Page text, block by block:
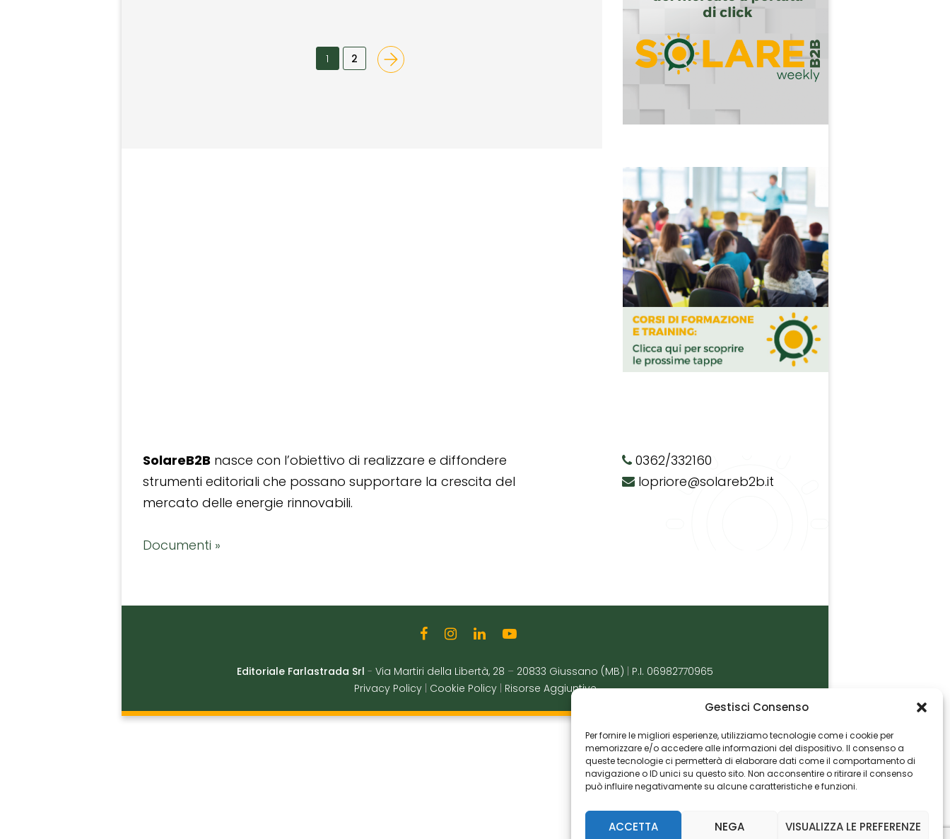
Gestisci Consenso
Per fornire le migliori esperienze, utilizziamo tecnologie come i cookie per
memorizzare e/o accedere alle informazioni del dispositivo. Il consenso a
queste tecnologie ci permetterà di elaborare dati come il comportamento di
navigazione o ID unici su questo sito. Non acconsentire o ritirare il consenso
può influire negativamente su alcune caratteristiche e funzioni.
ACCETTA NEGA VISUALIZZA LE PREFERENZE
1 2
SolareB2B nasce con l’obiettivo di realizzare e diffondere
strumenti editoriali che possano supportare la crescita del
mercato delle energie rinnovabili.
Documenti »
0362/332160
lopriore@solareb2b.it
Editoriale Farlastrada Srl - Via Martiri della Libertà, 28 – 20833 Giussano (MB)
P.I. 06982770965
Privacy Policy
Cookie Policy Risorse Aggiuntive